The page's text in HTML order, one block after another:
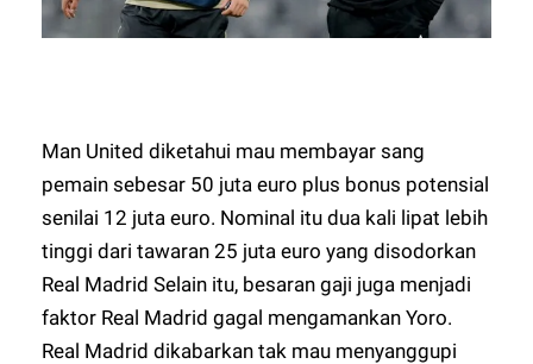
Man United diketahui mau membayar sang
pemain sebesar 50 juta euro plus bonus potensial
senilai 12 juta euro. Nominal itu dua kali lipat lebih
tinggi dari tawaran 25 juta euro yang disodorkan
Real Madrid Selain itu, besaran gaji juga menjadi
faktor Real Madrid gagal mengamankan Yoro.
Real Madrid dikabarkan tak mau menyanggupi